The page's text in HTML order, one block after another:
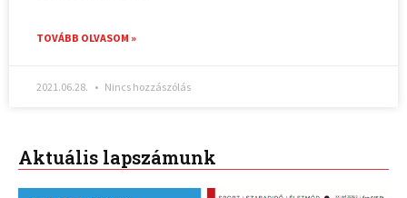
TOVÁBB OLVASOM »
2021.06.28. Nincs hozzászólás
Aktuális lapszámunk